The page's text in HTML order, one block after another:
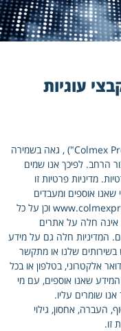
עוגיות
Colmex Pro Limited ("אנחנו", "אותנו" או “Colmex Pro") , גאה בשמירה
הרחב. לפיכך אנו שמים
מדיניות פרטיות זו
אוספים ומעבדים
באמצעות אתר האינטרנט שלנו בכתובת www.colmexpro.com וכן על כל
אינה חלה על אתרים
המדיניות חלה גם על מידע
שלנו או מתקשר
אלקטרוני, בטלפון או בכל
שאנו אוספים, עם מי
שומרים עליו.
העברה, אחסון, גילוי
זו.